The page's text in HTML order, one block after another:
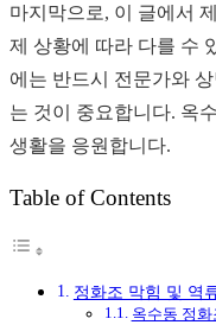
마지막으로, 이 글에서
제 상황에 따라 다를 수
에는 반드시 전문가와
는 것이 중요합니다. 옥
생활을 응원합니다.
Table of Contents
정화조 막힘 및 역
옥수동 정